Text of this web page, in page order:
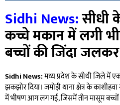
Sidhi News:सीधी
कच्चे मकान में लगी
बच्चों की जिंदा
Sidhi News:मध्य प्रदेश के सीधी जिले में
झकझोर दिया। जमोड़ी थाना क्षेत्र के
में भीषण आग लग गई, जिसमें तीन मासूम बच्चों